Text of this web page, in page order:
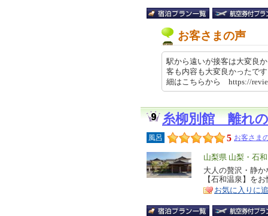
お客さまの声
駅から遠いが接客は大変良
客も内容も大変良かったで
細はこちらから https://
糸柳別館 離れ
風呂 5 お客さま
エ
リ
ア
山梨県 山梨・石
特
徴
大人の贅沢・静
【石和温泉】を
お気に入りに